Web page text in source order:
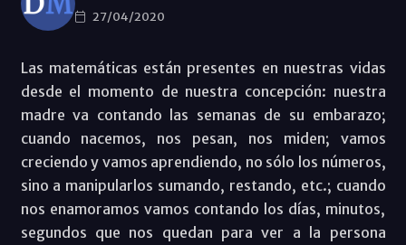
27/04/2020
Las matemáticas están presentes en nuestras vidas
desde el momento de nuestra concepción: nuestra
madre va contando las semanas de su embarazo;
cuando nacemos, nos pesan, nos miden; vamos
creciendo y vamos aprendiendo, no sólo los números,
sino a manipularlos sumando, restando, etc.; cuando
nos enamoramos vamos contando los días, minutos,
segundos que nos quedan para ver a la persona